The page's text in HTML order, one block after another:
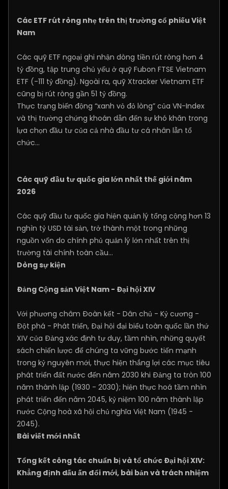
Các ETF rút ròng nhẹ trên thị trường cổ phiếu Việt
Nam
Các quỹ ETF ngoại ghi nhận dòng tiền rút ròng hơn 4
tỷ đồng, tập trung chủ yếu ở quỹ Fubon FTSE Vietnam
ETF (-111 tỷ đồng). Ngoài ra, quỹ Xtracker Vietnam ETF
cũng bị rút ròng gần 51 tỷ đồng.
Thực trạng biến động “xanh vỏ đỏ lòng” của VN-Index
và thị trường chứng khoán dẫn đến sự khó khăn trong
lựa chọn đầu tư của cả nhà đầu tư cá nhân lẫn tổ
chức...
Các quỹ đầu tư quốc gia lớn nhất thế giới năm
2026
Các quỹ đầu tư quốc gia hiện quản lý tổng cộng hơn 13
nghìn tỷ USD tài sản, trở thành một trong những
nguồn vốn do chính phủ quản lý lớn nhất trên thị
trường tài chính toàn cầu...
Dòng sự kiện
Đảng Cộng sản Việt Nam - Đại hội XIV
Với phương châm Đoàn kết - Dân chủ - Kỷ cương -
Đột phá - Phát triển, Đại hội đại biểu toàn quốc lần thứ
XIV của Đảng xác định tư duy, tầm nhìn, những quyết
sách chiến lược để chúng ta vững bước tiến mạnh
trong kỷ nguyên mới, thực hiện thắng lợi các mục tiêu
phát triển đất nước đến năm 2030 khi Đảng ta tròn 100
năm thành lập (1930 - 2030); hiện thực hoá tầm nhìn
phát triển đến năm 2045, kỷ niệm 100 năm thành lập
nước Cộng hoà xã hội chủ nghĩa Việt Nam (1945 -
2045).
Bài viết mới nhất
Tổng kết công tác chuẩn bị và tổ chức Đại hội XIV:
Khẳng định dấu ấn đổi mới, bài bản và trách nhiệm